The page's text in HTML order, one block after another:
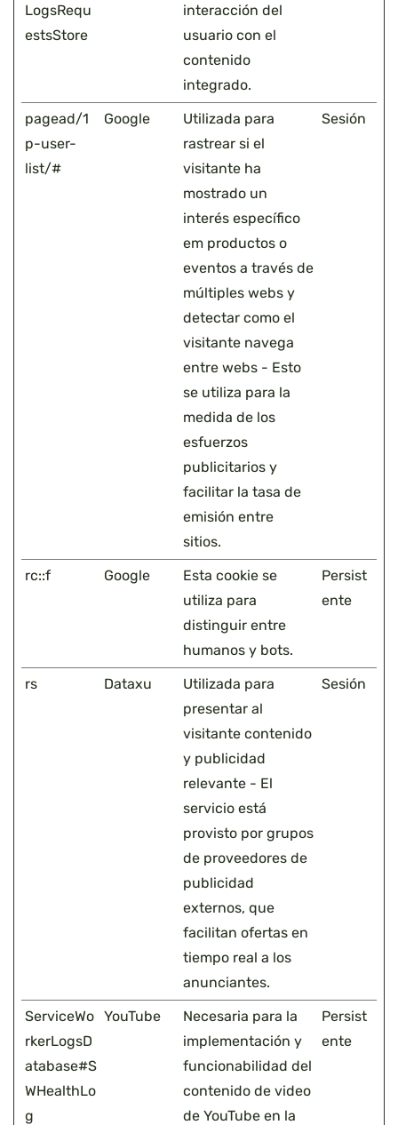
LogsRequ
estsStore
interacción del
usuario con el
contenido
integrado.
pagead/1
p-user-
list/#
Google
Utilizada para
rastrear si el
visitante ha
mostrado un
interés específico
em productos o
eventos a través de
múltiples webs y
detectar como el
visitante navega
entre webs - Esto
se utiliza para la
medida de los
esfuerzos
publicitarios y
facilitar la tasa de
emisión entre
sitios.
Sesión
rc::f Google
Esta cookie se
utiliza para
distinguir entre
humanos y bots.
Persist
ente
rs Dataxu
Utilizada para
presentar al
visitante contenido
y publicidad
relevante - El
servicio está
provisto por grupos
de proveedores de
publicidad
externos, que
facilitan ofertas en
tiempo real a los
anunciantes.
Sesión
ServiceWo
rkerLogsD
atabase#S
WHealthLo
g
YouTube
Necesaria para la
implementación y
funcionabilidad del
contenido de video
de YouTube en la
Persist
ente